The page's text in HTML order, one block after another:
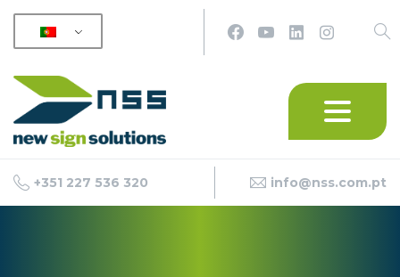
+351 227 536 320 info@nss.com.pt